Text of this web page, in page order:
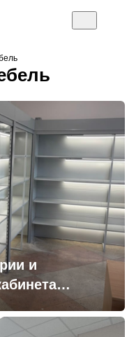
и